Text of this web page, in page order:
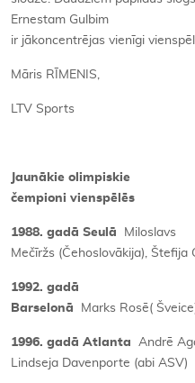
Ernestam Gulbim
ir jākoncentrējas vienīgi
Māris RĪMENIS,
LTV Sports
Jaunākie olimpiskie
čempioni vienspēlēs
1988. gadā Seulā
Miloslavs
Mečīržs (Čehoslovākija), Štefija
1992. gadā
Barselonā
Marks Rosē(
1996. gadā Atlanta Andrē
Lindseja Davenporte (abi ASV)